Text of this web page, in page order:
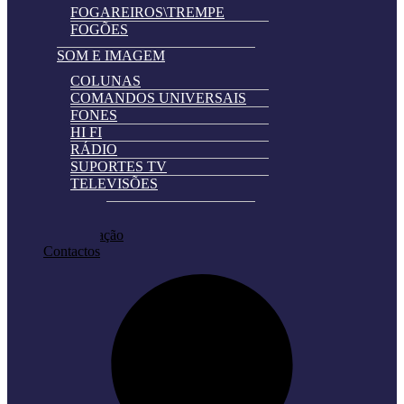
FOGAREIROS\TREMPE
FOGÕES
SOM E IMAGEM
COLUNAS
COMANDOS UNIVERSAIS
FONES
HI FI
RÁDIO
SUPORTES TV
TELEVISÕES
Categories
in
Pedir Cotação
Contactos